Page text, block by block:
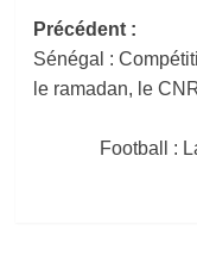
Navigation
d’article
Précédent :
Sénégal :
le ramadan, le
Football :